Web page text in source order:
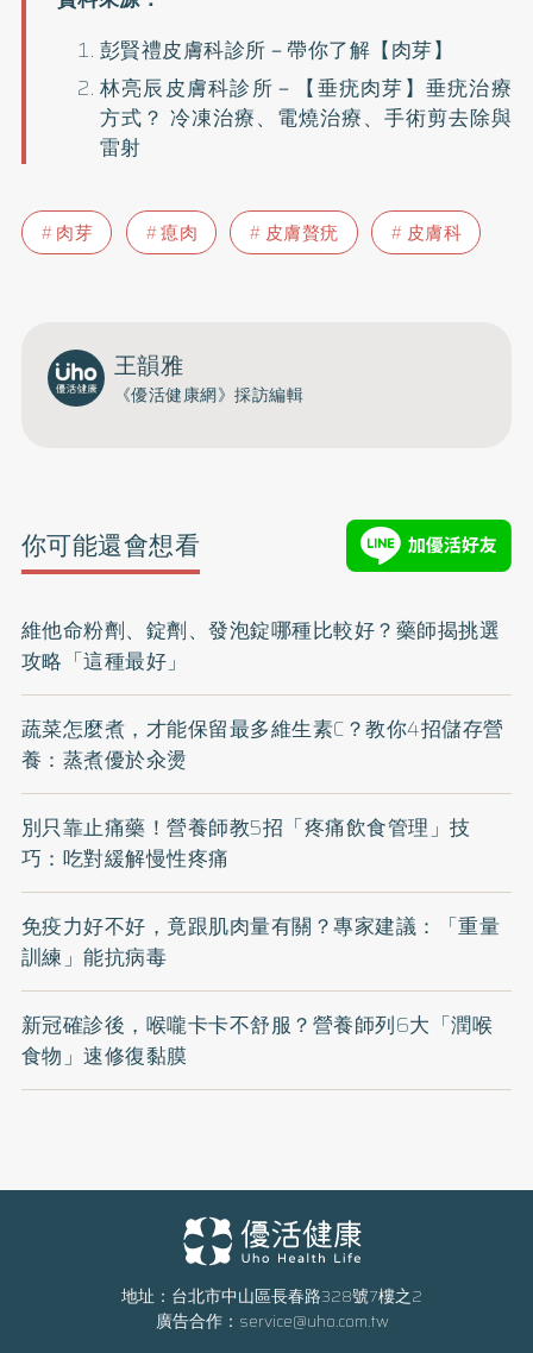
彭賢禮皮膚科診所－帶你了解【肉芽】
林亮辰皮膚科診所－ 【垂疣肉芽】垂疣治療
方式？ 冷凍治療、電燒治療、手術剪去除與
雷射
肉芽 瘜肉 皮膚贅疣 皮膚科
王韻雅
《優活健康網》採訪編輯
你可能還會想看
維他命粉劑、錠劑、發泡錠哪種比較好？藥師揭挑選
攻略「這種最好」
蔬菜怎麼煮，才能保留最多維生素C？教你4招儲存營
養：蒸煮優於汆燙
別只靠止痛藥！營養師教5招「疼痛飲食管理」技
巧：吃對緩解慢性疼痛
免疫力好不好，竟跟肌肉量有關？專家建議：「重量
訓練」能抗病毒
新冠確診後，喉嚨卡卡不舒服？營養師列6大「潤喉
食物」速修復黏膜
地址：台北市中山區長春路328號7樓之2
廣告合作： service@uho.com.tw